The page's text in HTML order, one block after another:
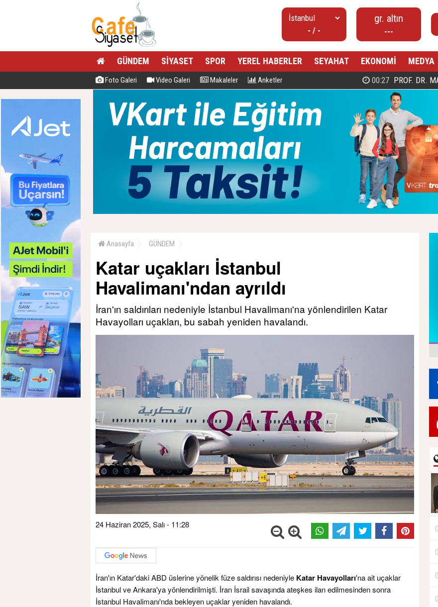
- / -
gr. altın
---
GÜNDEM SİYASET SPOR YEREL HABERLER SEYAHAT EKONOMİ MEDYA
Foto Galeri Video Galeri Makaleler Anketler 00:27 PROF. DR. MAHMUD
Anasayfa GÜNDEM
Katar uçakları İstanbul
Havalimanı'ndan ayrıldı
İran'ın saldırıları nedeniyle İstanbul Havalimanı'na yönlendirilen Katar
Havayolları uçakları, bu sabah yeniden havalandı.
24 Haziran 2025, Salı - 11:28
İran'ın Katar'daki ABD üslerine yönelik füze saldırısı nedeniyle Katar Havayolları'na ait uçaklar
İstanbul ve Ankara'ya yönlendirilmişti. İran İsrail savaşında ateşkes ilan edilmesinden sonra
İstanbul Havalimanı'nda bekleyen uçaklar yeniden havalandı.